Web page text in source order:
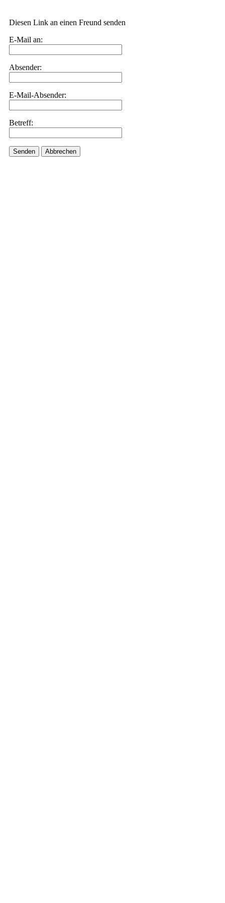
Diesen Link an einen Freund senden
E-Mail an:
Absender:
E-Mail-Absender:
Betreff:
Senden Abbrechen